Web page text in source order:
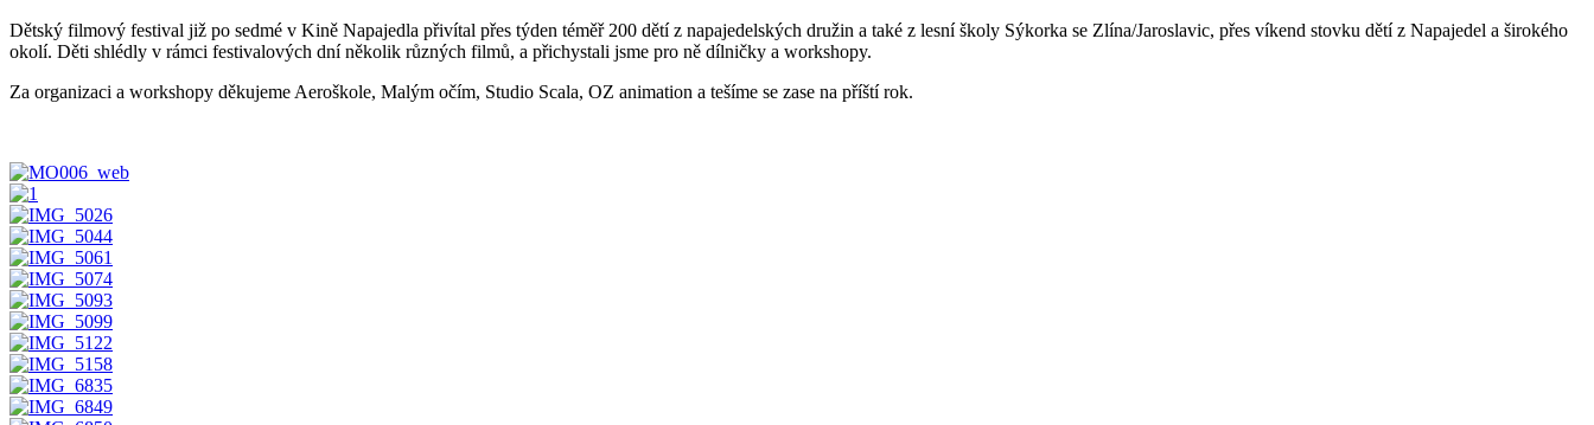
Dětský filmový festival již po sedmé v Kině Napajedla přivítal přes týden téměř 200 dětí z napajedelských družin a také z lesní školy Sýkorka se Zlína/Jaroslavic, přes víkend stovku dětí z Napajedel a širokého
okolí. Děti shlédly v rámci festivalových dní několik různých filmů, a přichystali jsme pro ně dílničky a workshopy.
Za organizaci a workshopy děkujeme Aeroškole, Malým očím, Studio Scala, OZ animation a tešíme se zase na příští rok.